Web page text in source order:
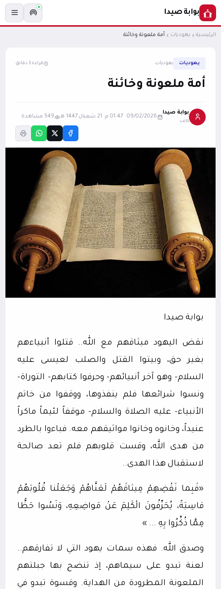
بوابة صيدا
الرئيسية يهوديات أمة ملعونة وخائنة
يهوديات يهوديات قراءة 3 دقائق
أمة ملعونة وخائنة
بوابة صيدا
كاتب
09/02/2026 01:47 م 21 شعبان 1447 هـ 549 مشاهدة
بوابة صيدا
نقض اليهود ميثاقهم مع الله.. قتلوا أنبياءهم
بغير حق، وبيتوا القتل والصلب لعيسى عليه
السلام- وهو آخر أنبيائهم- وحرفوا كتابهم- التوراة-
ونسوا شرائعها فلم ينفذوها، ووقفوا من خاتم
الأنبياء- عليه الصلاة والسلام- موقفاً لئيماً ماكراً
عنيداً، وخانوه وخانوا مواثيقهم معه. فباءوا بالطرد
من هدى الله، وقست قلوبهم فلم تعد صالحة
لاستقبال هذا الهدى..
«فَبِما نَقْضِهِمْ مِيثاقَهُمْ لَعَنَّاهُمْ وَجَعَلْنا قُلُوبَهُمْ
قاسِيَةً، يُحَرِّفُونَ الْكَلِمَ عَنْ مَواضِعِهِ، وَنَسُوا حَظًّا
مِمَّا ذُكِّرُوا بِهِ ... »
وصدق الله. فهذه سمات يهود التي لا تفارقهم..
لعنة تبدو على سيماهم، إذ تنضح بها جبلتهم
الملعونة المطرودة من الهداية. وقسوة تبدو في